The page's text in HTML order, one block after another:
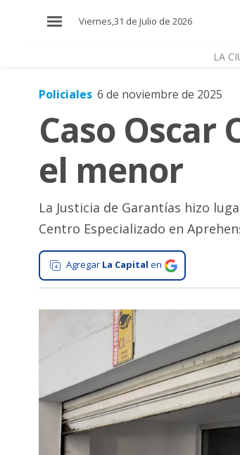
Viernes,31 de Julio de 2026
LA
Zona
Cultura
Tecnología
Gastronomía
Salud
Ciudad
Deportes
Policiales 6 de noviembre de 2025
Caso
el menor
La Justicia de Garantías hizo
Centro Especializado en
Agregar La Capital en